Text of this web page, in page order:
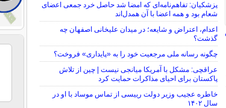
پزشکیان: تفاهم‌نامه‌ای که امضا شد حاصل خرد جمعی اعضای
شعام بود و همه اعضا با آن همدل‌اند
اعدام، اعتراض و شایعه؛ در میدان علیخانی اصفهان چه
گذشت؟
چگونه رسانه ملی مرجعیت خود را به «پایداری» فروخت؟
عراقچی: مشکل با آمریکا میانجی نیست | چین از تلاش
پاکستان برای احیای مذاکرات حمایت کرد
خاطره عجیب وزیر دولت رییسی از تماس موساد با او در
سال ۱۴۰۲